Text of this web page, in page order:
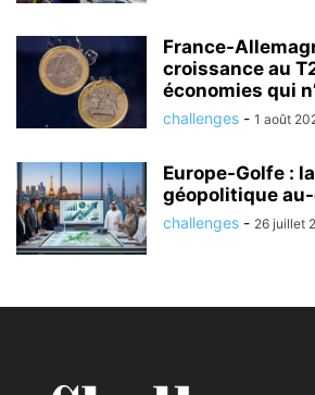
France-
croissance au
économies qui
challenges - 1 août
Europe-Golfe :
géopolitique
challenges - 26 juillet